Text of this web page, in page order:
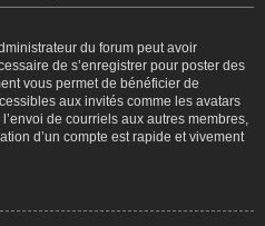
du forum peut avoir
de s’enregistrer pour poster des
vous permet de bénéficier de
aux invités comme les avatars
de courriels aux autres membres,
d’un compte est rapide et vivement